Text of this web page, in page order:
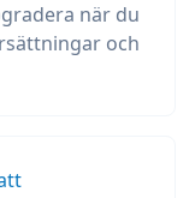
när du
och